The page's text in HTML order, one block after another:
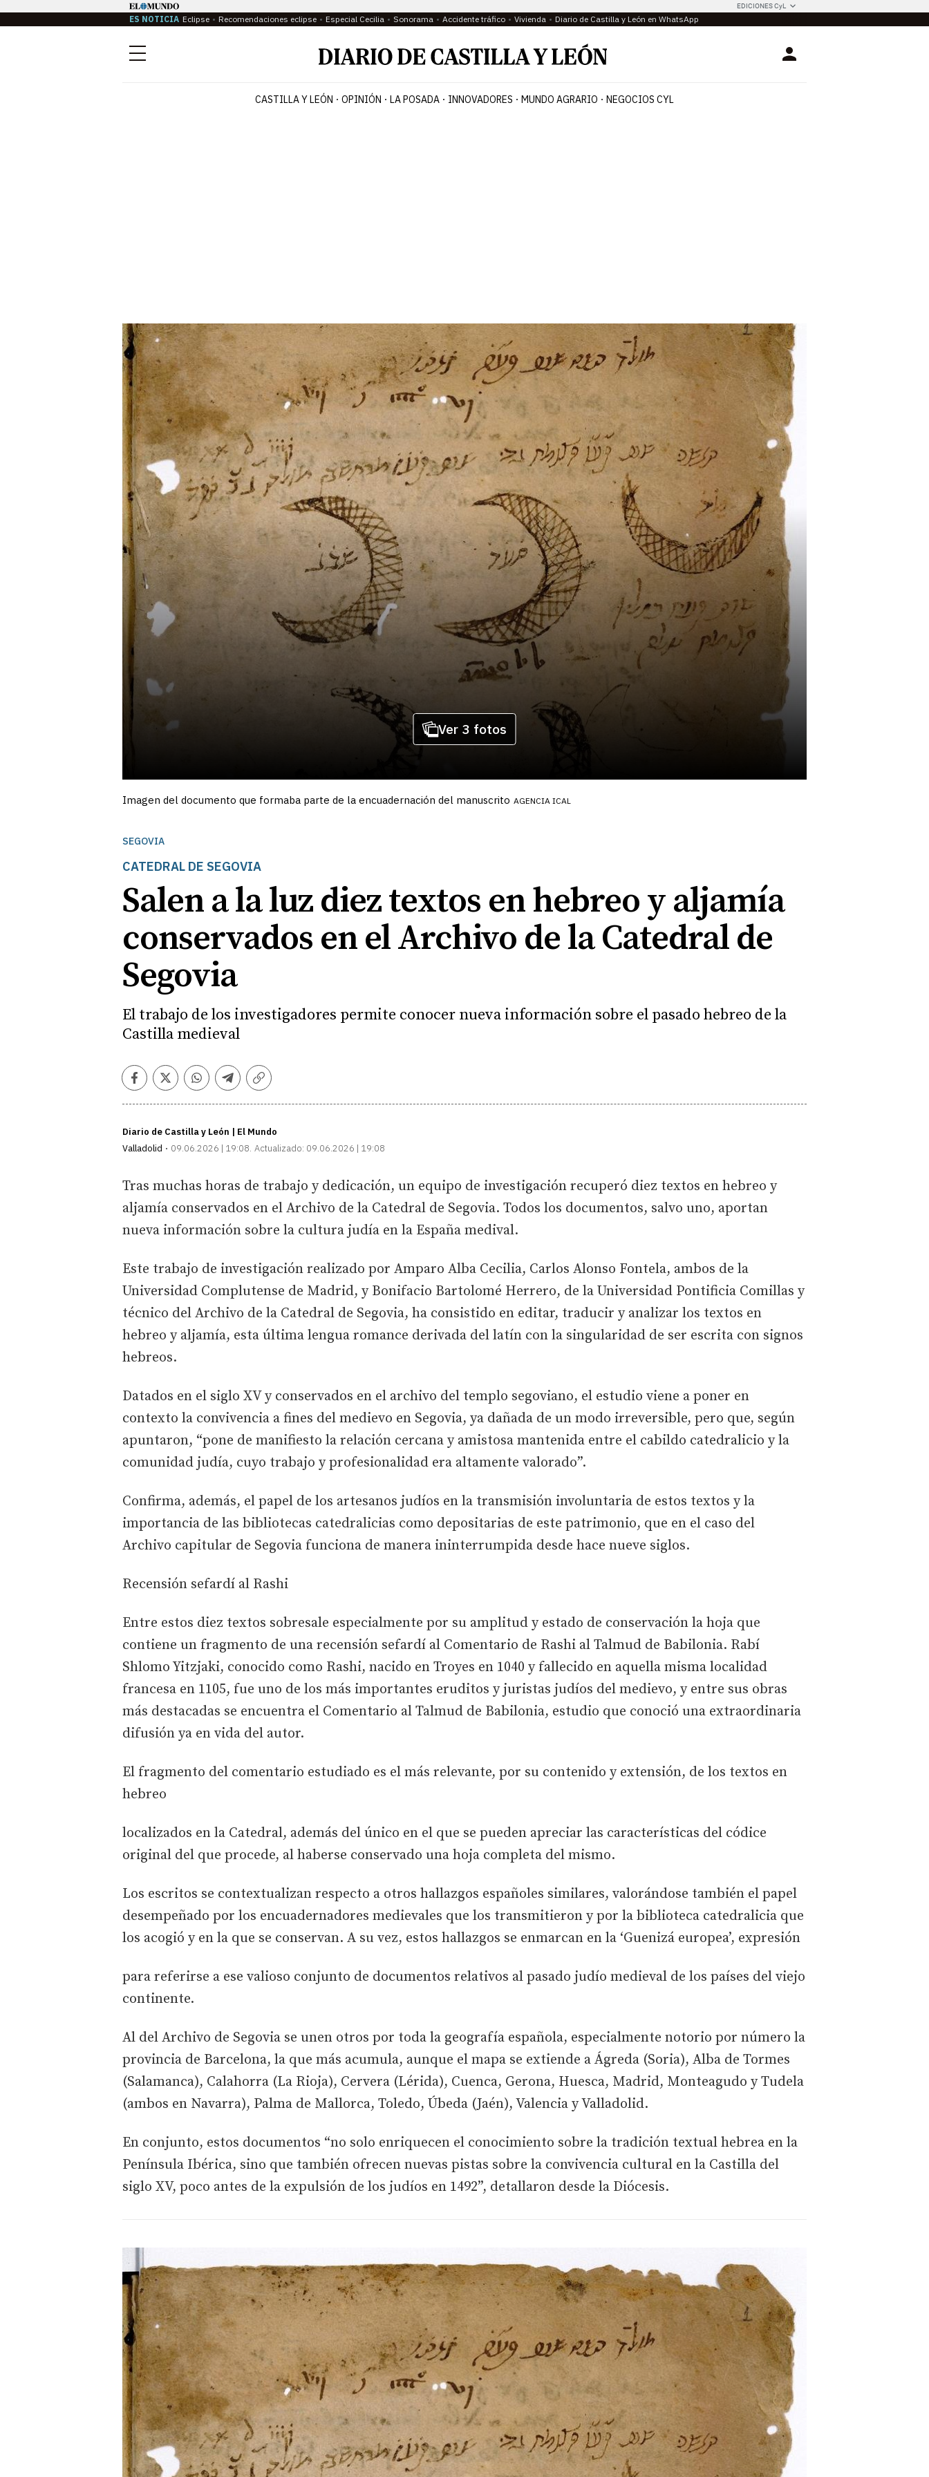
EDICIONES CyL
ES NOTICIA Eclipse Recomendaciones eclipse Especial Cecilia Sonorama Accidente tráfico Vivienda Diario de Castilla y León en WhatsApp
Menú Login
CASTILLA Y LEÓN OPINIÓN LA POSADA INNOVADORES MUNDO AGRARIO NEGOCIOS CYL
Ver 3 fotos
Imagen del documento que formaba parte de la encuadernación del manuscrito AGENCIA ICAL
SEGOVIA
CATEDRAL DE SEGOVIA
Salen a la luz diez textos en hebreo y aljamía
conservados en el Archivo de la Catedral de
Segovia
El trabajo de los investigadores permite conocer nueva información sobre el pasado hebreo de la
Castilla medieval
Facebook
TwitterWhatsapp
Telegram
Copiar
Diario de Castilla y León | El Mundo
Valladolid
09.06.2026 | 19:08 Actualizado: 09.06.2026 | 19:08
Tras muchas horas de trabajo y dedicación, un equipo de investigación recuperó diez textos en hebreo y
aljamía conservados en el Archivo de la Catedral de Segovia. Todos los documentos, salvo uno, aportan
nueva información sobre la cultura judía en la España medival.
Este trabajo de investigación realizado por Amparo Alba Cecilia, Carlos Alonso Fontela, ambos de la
Universidad Complutense de Madrid, y Bonifacio Bartolomé Herrero, de la Universidad Pontificia Comillas y
técnico del Archivo de la Catedral de Segovia, ha consistido en editar, traducir y analizar los textos en
hebreo y aljamía, esta última lengua romance derivada del latín con la singularidad de ser escrita con signos
hebreos.
Datados en el siglo XV y conservados en el archivo del templo segoviano, el estudio viene a poner en
contexto la convivencia a fines del medievo en Segovia, ya dañada de un modo irreversible, pero que, según
apuntaron, “pone de manifiesto la relación cercana y amistosa mantenida entre el cabildo catedralicio y la
comunidad judía, cuyo trabajo y profesionalidad era altamente valorado”.
Confirma, además, el papel de los artesanos judíos en la transmisión involuntaria de estos textos y la
importancia de las bibliotecas catedralicias como depositarias de este patrimonio, que en el caso del
Archivo capitular de Segovia funciona de manera ininterrumpida desde hace nueve siglos.
Recensión sefardí al Rashi
Entre estos diez textos sobresale especialmente por su amplitud y estado de conservación la hoja que
contiene un fragmento de una recensión sefardí al Comentario de Rashi al Talmud de Babilonia. Rabí
Shlomo Yitzjaki, conocido como Rashi, nacido en Troyes en 1040 y fallecido en aquella misma localidad
francesa en 1105, fue uno de los más importantes eruditos y juristas judíos del medievo, y entre sus obras
más destacadas se encuentra el Comentario al Talmud de Babilonia, estudio que conoció una extraordinaria
difusión ya en vida del autor.
El fragmento del comentario estudiado es el más relevante, por su contenido y extensión, de los textos en
hebreo
localizados en la Catedral, además del único en el que se pueden apreciar las características del códice
original del que procede, al haberse conservado una hoja completa del mismo.
Los escritos se contextualizan respecto a otros hallazgos españoles similares, valorándose también el papel
desempeñado por los encuadernadores medievales que los transmitieron y por la biblioteca catedralicia que
los acogió y en la que se conservan. A su vez, estos hallazgos se enmarcan en la ‘Guenizá europea’, expresión
para referirse a ese valioso conjunto de documentos relativos al pasado judío medieval de los países del viejo
continente.
Al del Archivo de Segovia se unen otros por toda la geografía española, especialmente notorio por número la
provincia de Barcelona, la que más acumula, aunque el mapa se extiende a Ágreda (Soria), Alba de Tormes
(Salamanca), Calahorra (La Rioja), Cervera (Lérida), Cuenca, Gerona, Huesca, Madrid, Monteagudo y Tudela
(ambos en Navarra), Palma de Mallorca, Toledo, Úbeda (Jaén), Valencia y Valladolid.
En conjunto, estos documentos “no solo enriquecen el conocimiento sobre la tradición textual hebrea en la
Península Ibérica, sino que también ofrecen nuevas pistas sobre la convivencia cultural en la Castilla del
siglo XV, poco antes de la expulsión de los judíos en 1492”, detallaron desde la Diócesis.